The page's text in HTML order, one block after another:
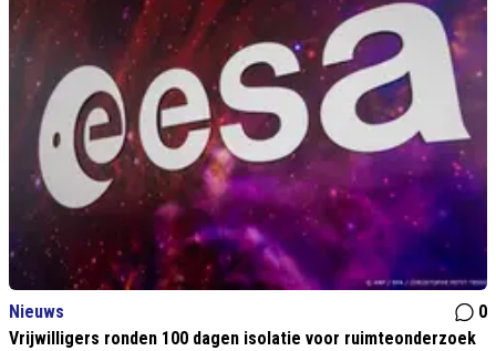
Nieuws
0
Vrijwilligers ronden 100 dagen isolatie voor ruimteonderzoek